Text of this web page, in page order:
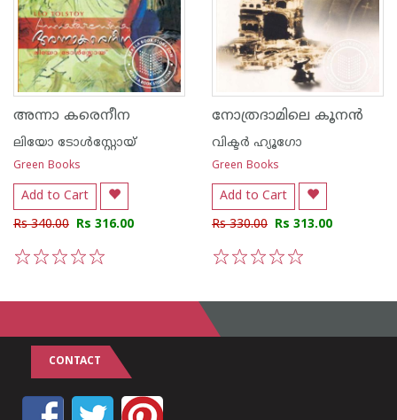
അന്നാ കരെനീന
ലിയോ ടോള്‍സ്റ്റോയ്
Green Books
Add to Cart
Rs 340.00 Rs 316.00
നോത്രദാമിലെ കൂന‌ന്‍
വിക്ടര്‍ ഹ്യൂഗോ
Green Books
Add to Cart
Rs 330.00 Rs 313.00
CONTACT